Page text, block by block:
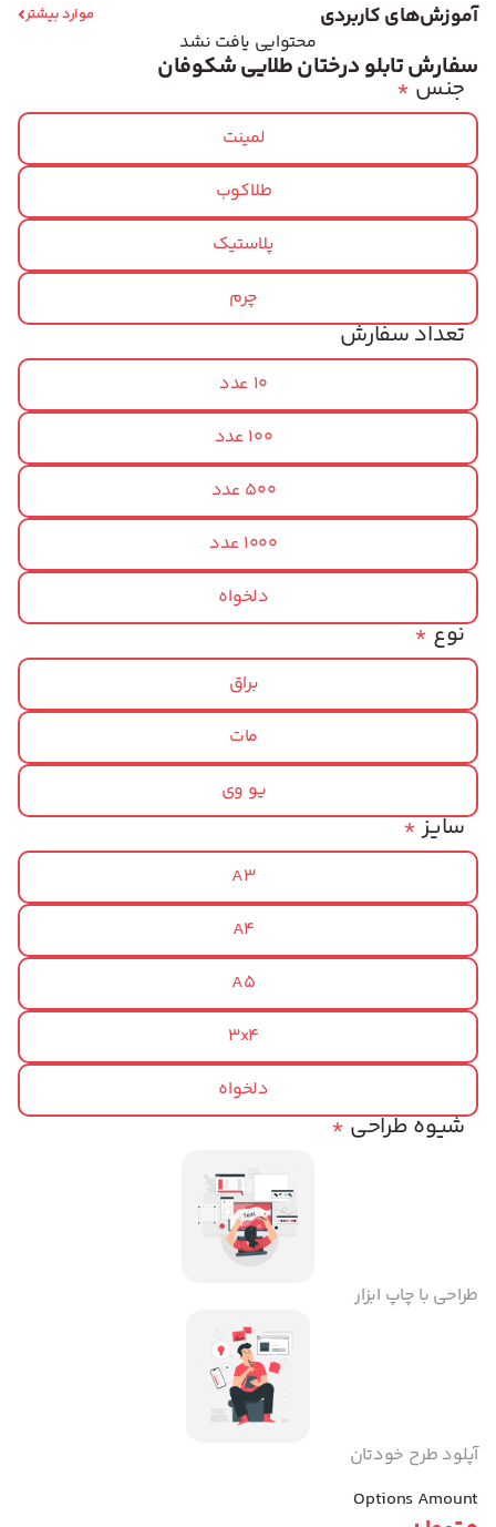
آموزش‌های کاربردی موارد بیشتر
محتوایی یافت نشد
سفارش تابلو درختان طلایی شکوفان
* جنس
لمینت
طلاکوب
پلاستیک
چرم
تعداد سفارش
10 عدد
100 عدد
500 عدد
1000 عدد
دلخواه
*نوع
براق
مات
یو وی
*سایز
A3
A4
A5
3x4
دلخواه
*شیوه طراحی
طراحی با چاپ ابزار
آپلود طرح خودتان
Options Amount